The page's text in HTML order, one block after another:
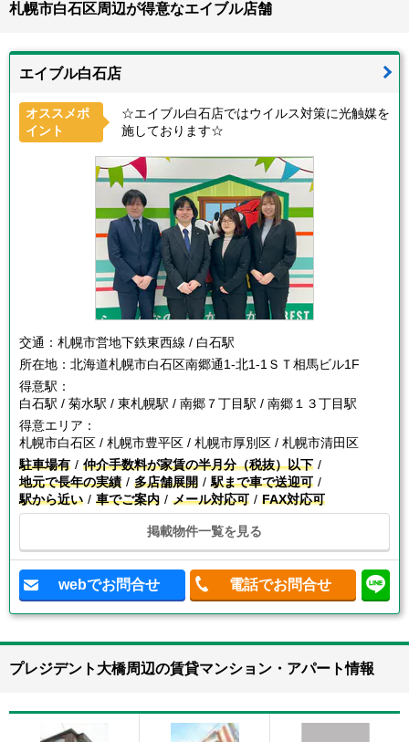
札幌市白石区周辺が得意なエイブル店舗
エイブル白石店
オススメポ
イント
☆エイブル白石店ではウイルス対策に光触媒を
施しております☆
交通： 札幌市営地下鉄東西線 / 白石駅
所在地： 北海道札幌市白石区南郷通1-北1-1ＳＴ相馬ビル1F
得意駅：
白石駅 / 菊水駅 / 東札幌駅 / 南郷７丁目駅 / 南郷１３丁目駅
得意エリア：
札幌市白石区 / 札幌市豊平区 / 札幌市厚別区 / 札幌市清田区
駐車場有
仲介手数料が家賃の半月分（税抜）以下
地元で長年の実績
多店舗展開
駅まで車で送迎可
駅から近い
車でご案内 メール対応可 FAX対応可
掲載物件一覧を見る
webでお問合せ 電話でお問合せ
プレジデント大橋周辺の賃貸マンション・アパート情報